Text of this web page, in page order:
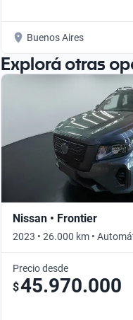
Buenos Aires
Explorá otras
Nissan • Frontier
2023 • 26.000 km •
Precio desde
$45.970.000